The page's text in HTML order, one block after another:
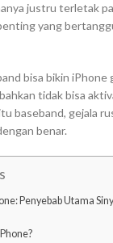
justru terletak
yang
bisa bikin iPhone
tidak bisa
baseband, gejala
benar.
Penyebab Utama